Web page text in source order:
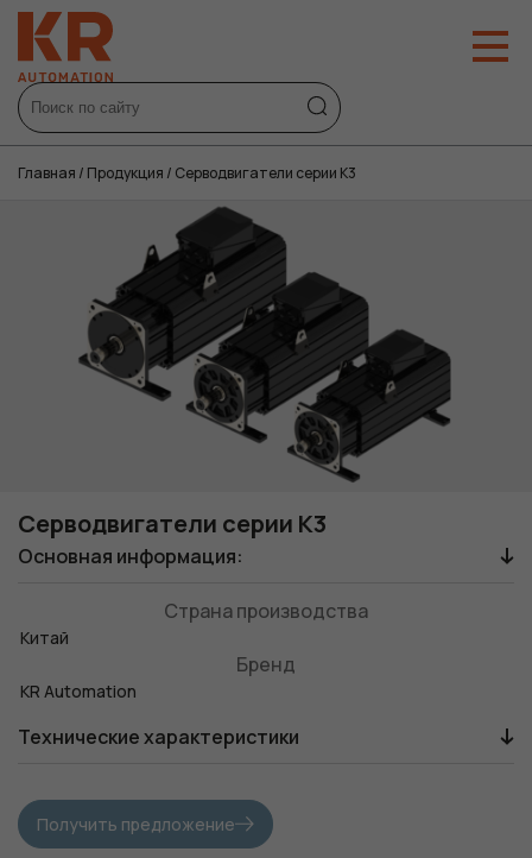
Главная / Продукция / Серводвигатели серии K3
Серводвигатели серии K3
Основная информация:
Страна производства
Китай
Бренд
KR Automation
Технические характеристики
Получить предложение